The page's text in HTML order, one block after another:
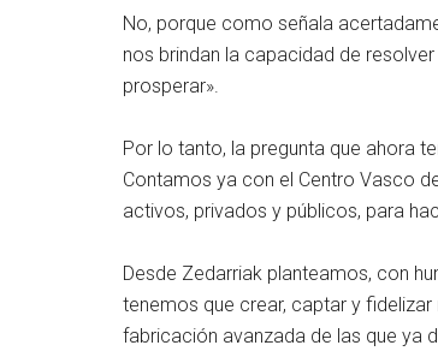
No, porque como señala
nos brindan la capacidad de
prosperar».
Por lo tanto, la pregunta que ahora
Contamos ya con el Centro Vasco
activos, privados y públicos, para
Desde Zedarriak planteamos, con
tenemos que crear, captar y
fabricación avanzada de las que ya